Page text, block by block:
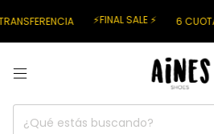
SALE ⚡ 6 CUOTAS SIN INTERÉS EN